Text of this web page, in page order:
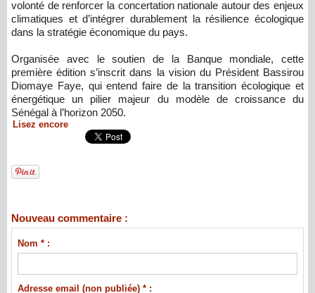
volonté de renforcer la concertation nationale autour des enjeux
climatiques et d’intégrer durablement la résilience écologique
dans la stratégie économique du pays.
Organisée avec le soutien de la Banque mondiale, cette
première édition s’inscrit dans la vision du Président Bassirou
Diomaye Faye, qui entend faire de la transition écologique et
énergétique un pilier majeur du modèle de croissance du
Sénégal à l’horizon 2050.
Lisez encore
Nouveau commentaire :
Nom * :
Adresse email (non publiée) * :